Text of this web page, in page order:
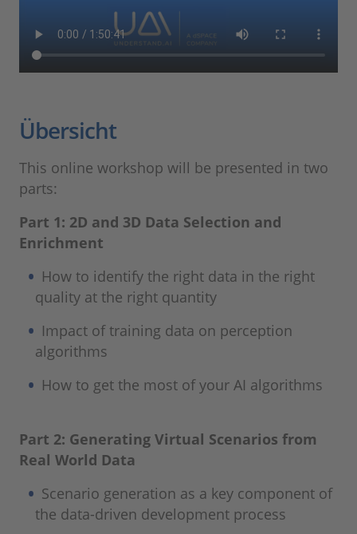
Übersicht
This online workshop will be presented in two
parts:
Part 1: 2D and 3D Data Selection and
Enrichment
How to identify the right data in the right
quality at the right quantity
Impact of training data on perception
algorithms
How to get the most of your AI algorithms
Part 2: Generating Virtual Scenarios from
Real World Data
Scenario generation as a key component of
the data-driven development process